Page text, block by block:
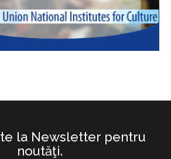
la Newsletter pentru
noutăţi.